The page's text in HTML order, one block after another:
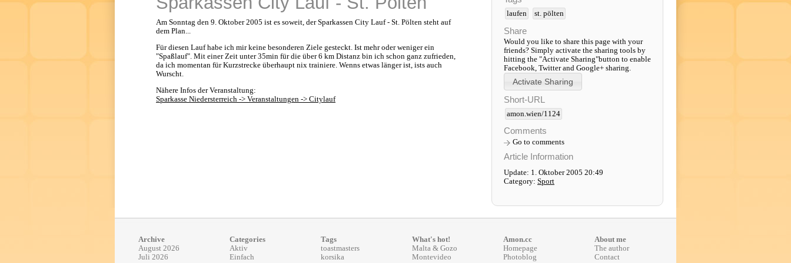
Am Sonntag den 9. Oktober 2005 ist es soweit, der Sparkassen City Lauf - St. Pölten steht auf
dem Plan...
Für diesen Lauf habe ich mir keine besonderen Ziele gesteckt. Ist mehr oder weniger ein
"Spaßlauf". Mit einer Zeit unter 35min für die über 6 km Distanz bin ich schon ganz zufrieden,
da ich momentan für Kurzstrecke überhaupt nix trainiere. Wenns etwas länger ist, ists auch
Wurscht.
Nähere Infos der Veranstaltung:
Sparkasse Niedersterreich -> Veranstaltungen -> Citylauf
laufen st. pölten
Share
Would you like to share this page with your
friends? Simply activate the sharing tools by
hitting the "Activate Sharing"button to enable
Facebook, Twitter and Google+ sharing.
Short-URL
amon.wien/1124
Comments
Go to comments
Article Information
Update: 1. Oktober 2005 20:49
Category: Sport
Archive
August 2026
Juli 2026
Categories
Aktiv
Einfach
Tags
toastmasters
korsika
What's hot!
Malta & Gozo
Montevideo
Amon.cc
Homepage
Photoblog
About me
The author
Contact